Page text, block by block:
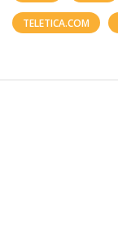
TELETICA.COM